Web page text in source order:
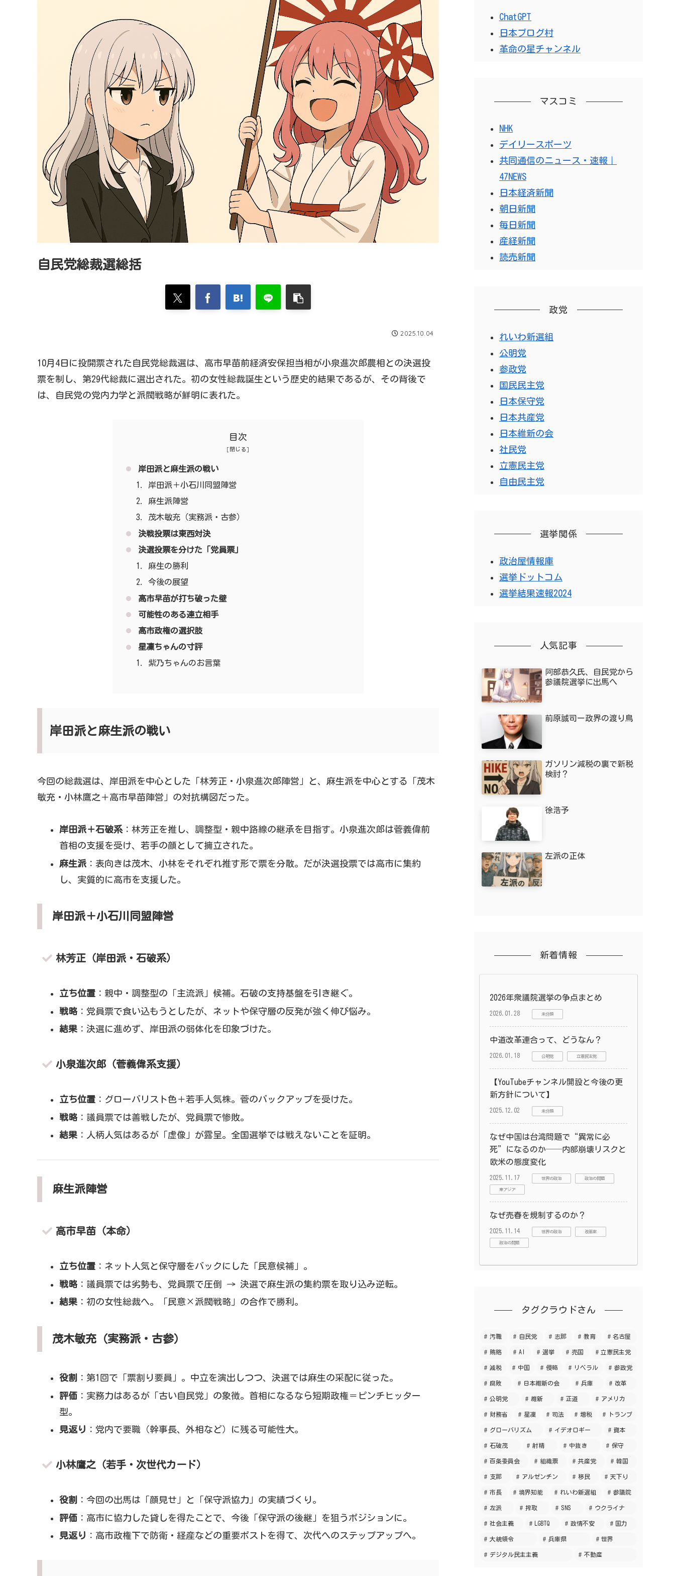
自民党総裁選総括
2025.10.04
10月4日に投開票された自民党総裁選は、高市早苗前経済安保担当相が小泉進次郎農相との決選投
票を制し、第29代総裁に選出された。初の女性総裁誕生という歴史的結果であるが、その背後で
は、自民党の党内力学と派閥戦略が鮮明に表れた。
目次
岸田派と麻生派の戦い
岸田派＋小石川同盟陣営
麻生派陣営
茂木敏充（実務派・古参）
決戦投票は東西対決
決選投票を分けた「党員票」
麻生の勝利
今後の展望
高市早苗が打ち破った壁
可能性のある連立相手
高市政権の選択肢
星凜ちゃんの寸評
紫乃ちゃんのお言葉
岸田派と麻生派の戦い
今回の総裁選は、岸田派を中心とした「林芳正・小泉進次郎陣営」と、麻生派を中心とする「茂木
敏充・小林鷹之＋高市早苗陣営」の対抗構図だった。
岸田派＋石破系：林芳正を推し、調整型・親中路線の継承を目指す。小泉進次郎は菅義偉前
首相の支援を受け、若手の顔として擁立された。
麻生派：表向きは茂木、小林をそれぞれ推す形で票を分散。だが決選投票では高市に集約
し、実質的に高市を支援した。
岸田派＋小石川同盟陣営
林芳正（岸田派・石破系）
立ち位置：親中・調整型の「主流派」候補。石破の支持基盤を引き継ぐ。
戦略：党員票で食い込もうとしたが、ネットや保守層の反発が強く伸び悩み。
結果：決選に進めず、岸田派の弱体化を印象づけた。
小泉進次郎（菅義偉系支援）
立ち位置：グローバリスト色＋若手人気株。菅のバックアップを受けた。
戦略：議員票では善戦したが、党員票で惨敗。
結果：人柄人気はあるが「虚像」が露呈。全国選挙では戦えないことを証明。
麻生派陣営
高市早苗（本命）
立ち位置：ネット人気と保守層をバックにした「民意候補」。
戦略：議員票では劣勢も、党員票で圧倒 → 決選で麻生派の集約票を取り込み逆転。
結果：初の女性総裁へ。「民意×派閥戦略」の合作で勝利。
茂木敏充（実務派・古参）
役割
：第1回で「票割り要員」。中立を演出しつつ、決選では麻生の采配に従った。
評価：実務力はあるが「古い自民党」の象徴。首相になるなら短期政権＝ピンチヒッター
型。
見返り ：党内で要職（幹事長、外相など）に残る可能性大。
小林鷹之（若手・次世代カード）
役割
：今回の出馬は「顔見せ」と「保守派協力」の実績づくり。
評価：高市に協力した貸しを得たことで、今後「保守派の後継」を狙うポジションに。
見返り ：高市政権下で防衛・経産などの重要ポストを得て、次代へのステップアップへ。
ChatGPT
日本ブログ村
革命の星チャンネル
マスコミ
NHK
デイリースポーツ
共同通信のニュース・速報｜
47NEWS
日本経済新聞
朝日新聞
毎日新聞
産経新聞
読売新聞
政党
れいわ新選組
公明党
参政党
国民民主党
日本保守党
日本共産党
日本維新の会
社民党
立憲民主党
自由民主党
選挙関係
政治屋情報庫
選挙ドットコム
選挙結果速報2024
人気記事
阿部恭久氏、自民党から
参議院選挙に出馬へ
前原誠司ー政界の渡り鳥
ガソリン減税の裏で新税
検討？
徐浩予
左派の正体
新着情報
2026年衆議院選挙の争点まとめ
2026.01.28 未分類
中道改革連合って、どうなん？
2026.01.18 公明党 立憲民主党
【YouTubeチャンネル開設と今後の更
新方針について】
2025.12.02 未分類
なぜ中国は台湾問題で“異常に必
死”になるのか──内部崩壊リスクと
欧米の態度変化
2025.11.17 世界の政治 政治の問題
東アジア
なぜ売春を規制するのか？
2025.11.14 世界の政治 改革案
政治の問題
タグクラウドさん
汚職 自民党 志那 教育 名古屋
賄賂 AI 選挙 売国 立憲民主党
減税 中国 侵略 リベラル 参政党
腐敗 日本維新の会 兵庫 改革
公明党 維新 正道 アメリカ
財務省 星凜 司法 増税 トランプ
グローバリズム イデオロギー 資本
石破茂 射精 中抜き 保守
百条委員会 組織票 共産党 韓国
支那 アルゼンチン 移民 天下り
市長 境界知能 れいわ新選組 参議院
左派 搾取 SNS ウクライナ
社会主義 LGBTQ 政情不安 国力
大統領令 兵庫県 世界
デジタル民主主義 不動産